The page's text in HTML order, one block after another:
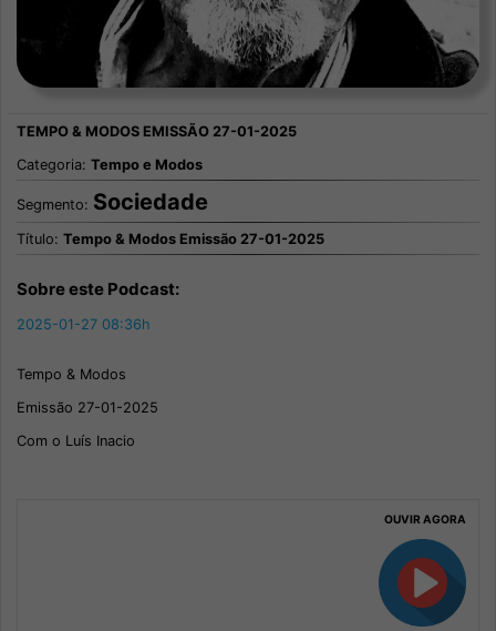
Categoria: Tempo e Modos
Segmento: Sociedade
Título: Tempo & Modos Emissão 27-01-2025
Sobre este Podcast:
2025-01-27 08:36h
Tempo & Modos
Emissão 27-01-2025
Com o Luís Inacio
OUVIR AGORA